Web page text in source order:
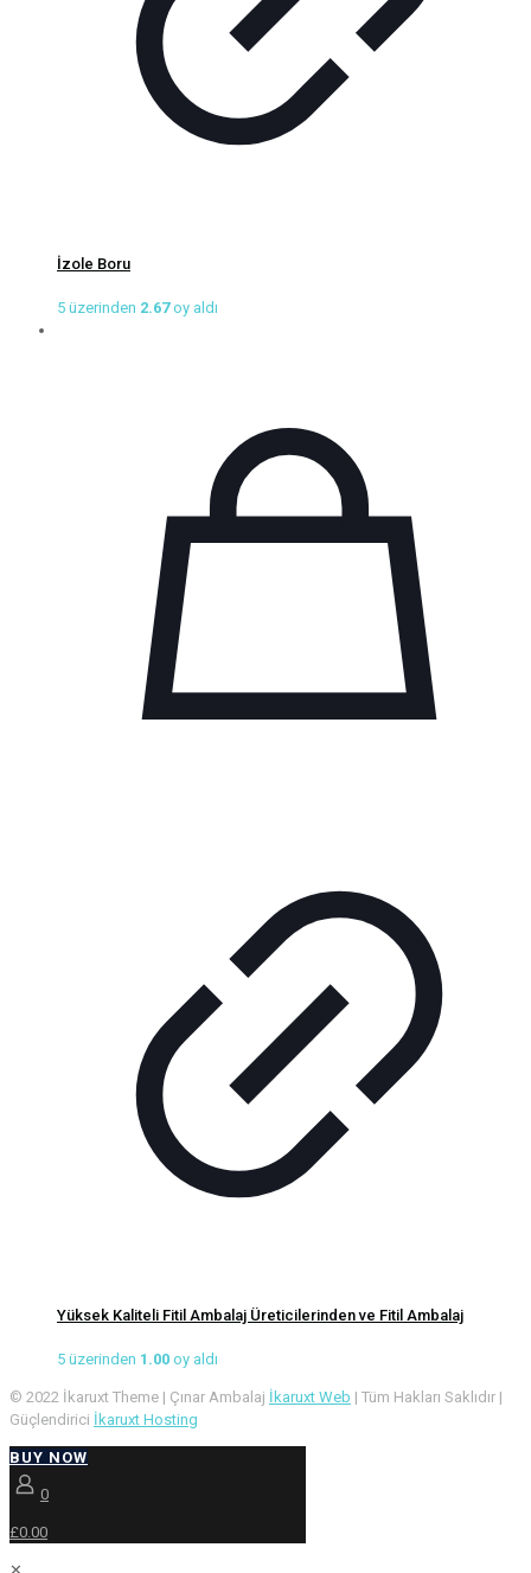
İzole Boru
5 üzerinden 2.67oy aldı
Yüksek Kaliteli Fitil Ambalaj Üreticilerinden ve Fitil Ambalaj
5 üzerinden 1.00 oy aldı
© 2022 İkaruxt Theme | Çınar Ambalaj İkaruxt Web | Tüm Hakları Saklıdır |
Güçlendirici İkaruxt Hosting
BUY NOW
0
£0.00